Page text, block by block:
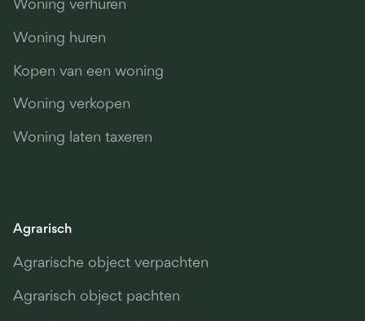
Woning verhuren
Woning huren
Kopen van een woning
Woning verkopen
Woning laten taxeren
Agrarisch
Agrarische object verpachten
Agrarisch object pachten